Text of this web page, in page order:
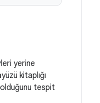
yerine
kitaplığı
olduğunu tespit